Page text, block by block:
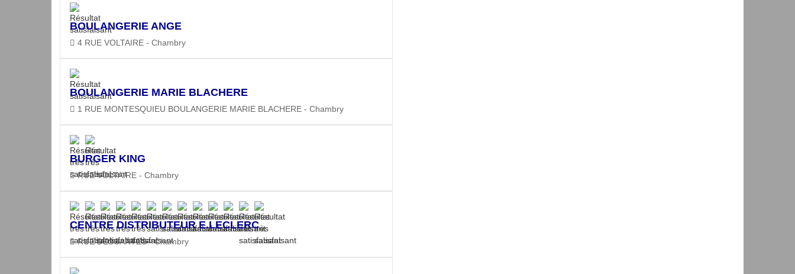
BOULANGERIE ANGE
4 RUE VOLTAIRE - Chambry
BOULANGERIE MARIE BLACHERE
1 RUE MONTESQUIEU BOULANGERIE MARIE BLACHERE - Chambry
BURGER KING
RUE VOLTAIRE - Chambry
CENTRE DISTRIBUTEUR E.LECLERC
RUE DESCARTES - Chambry